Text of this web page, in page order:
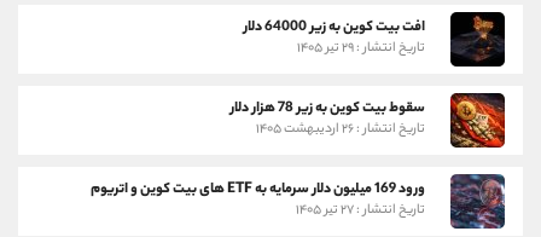
افت بیت کوین به زیر 64000 دلار
تاریخ انتشار : ۲۹ تیر ۱۴۰۵
سقوط بیت کوین به زیر 78 هزار دلار
تاریخ انتشار : ۲۶ اردیبهشت ۱۴۰۵
ورود 169 میلیون دلار سرمایه به ETF های بیت کوین و اتریوم
تاریخ انتشار : ۲۷ تیر ۱۴۰۵